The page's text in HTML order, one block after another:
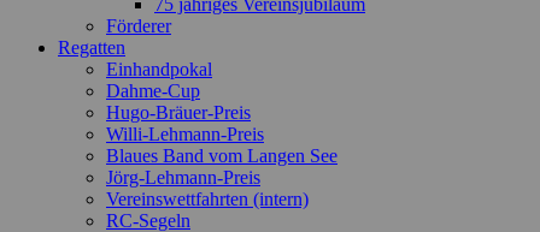
75 jähriges Vereinsjubiläum
Förderer
Regatten
Einhandpokal
Dahme-Cup
Hugo-Bräuer-Preis
Willi-Lehmann-Preis
Blaues Band vom Langen See
Jörg-Lehmann-Preis
Vereinswettfahrten (intern)
RC-Segeln